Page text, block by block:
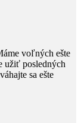
voľných ešte
užiť posledných
sa ešte